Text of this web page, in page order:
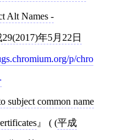
Alt Names -
年5月22日
p/chro
subject common name
( (平成